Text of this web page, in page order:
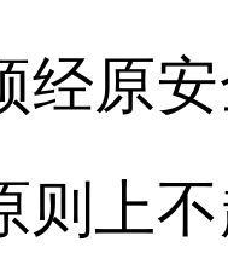
经原
则上